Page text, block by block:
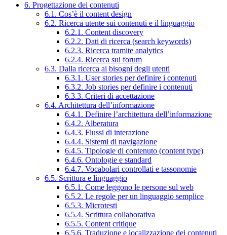
6. Progettazione dei contenuti
6.1. Cos’è il content design
6.2. Ricerca utente sui contenuti e il linguaggio
6.2.1. Content discovery
6.2.2. Dati di ricerca (search keywords)
6.2.3. Ricerca tramite analytics
6.2.4. Ricerca sui forum
6.3. Dalla ricerca ai bisogni degli utenti
6.3.1. User stories per definire i contenuti
6.3.2. Job stories per definire i contenuti
6.3.3. Criteri di accettazione
6.4. Architettura dell’informazione
6.4.1. Definire l’architettura dell’informazione
6.4.2. Alberatura
6.4.3. Flussi di interazione
6.4.4. Sistemi di navigazione
6.4.5. Tipologie di contenuto (content type)
6.4.6. Ontologie e standard
6.4.7. Vocabolari controllati e tassonomie
6.5. Scrittura e linguaggio
6.5.1. Come leggono le persone sul web
6.5.2. Le regole per un linguaggio semplice
6.5.3. Microtesti
6.5.4. Scrittura collaborativa
6.5.5. Content critique
6.5.6. Traduzione e localizzazione dei contenuti